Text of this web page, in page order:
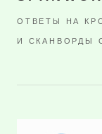
ОТВЕТЫ НА
И СКАНВОРДЫ